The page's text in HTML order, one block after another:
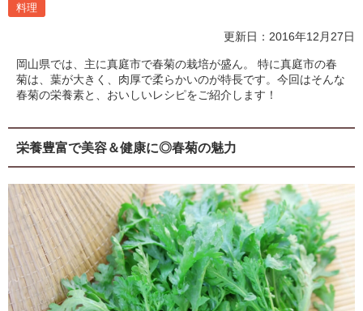
料理
更新日：2016年12月27日
岡山県では、主に真庭市で春菊の栽培が盛ん。 特に真庭市の春
菊は、葉が大きく、肉厚で柔らかいのが特長です。今回はそんな
春菊の栄養素と、おいしいレシピをご紹介します！
栄養豊富で美容＆健康に◎春菊の魅力